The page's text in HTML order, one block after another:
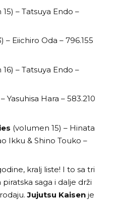
– Tatsuya Endo –
– Eiichiro Oda – 796.155
– Tatsuya Endo –
Yasuhisa Hara – 583.210
(volumen 15) – Hinata
Ikku & Shino Touko –
kralj liste! I to sa tri
saga i dalje drži
Jujutsu Kaisen je